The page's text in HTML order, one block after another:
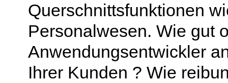
Querschnittsfunktionen
Personalwesen. Wie gut
Anwendungsentwickler
Ihrer Kunden ? Wie